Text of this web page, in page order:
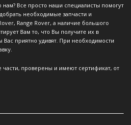
Все просто наши специалисты помогут
необходимые запчасти и
Range Rover, а наличие большого
Вам то, что Вы получите их в
приятно удивят. При необходимости
проверены и имеют сертификат, от